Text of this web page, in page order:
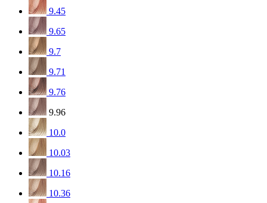
9.45
9.65
9.7
9.71
9.76
9.96
10.0
10.03
10.16
10.36